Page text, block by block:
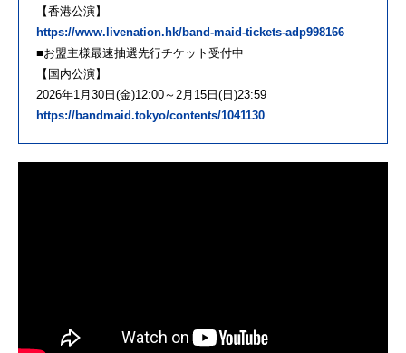
【香港公演】
https://www.livenation.hk/band-maid-tickets-adp998166
■お盟主様最速抽選先行チケット受付中
【国内公演】
2026年1月30日(金)12:00～2月15日(日)23:59
https://bandmaid.tokyo/contents/1041130